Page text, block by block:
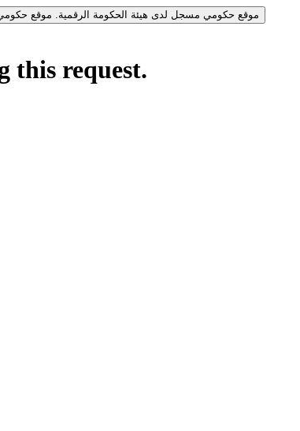
موقع حكومي مسجل لدى هيئة الحكومة الرقمية. موقع
this request.